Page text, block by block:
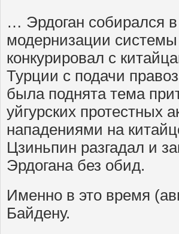
… Эрдоган собирался
модернизации
конкурировал с
Турции с подачи
была поднята тема
уйгурских протестных
нападениями на
Цзиньпин разгадал и
Эрдогана без обид.
Именно в это время
Байдену.